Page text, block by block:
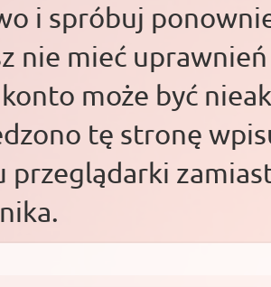
i spróbuj
nie mieć
może być
tę stronę
przeglądarki